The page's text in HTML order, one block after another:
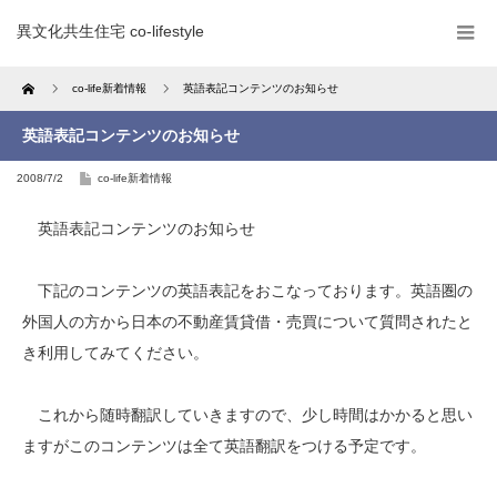
異文化共生住宅 co-lifestyle
Home co-life新着情報 英語表記コンテンツのお知らせ
英語表記コンテンツのお知らせ
2008/7/2 co-life新着情報
英語表記コンテンツのお知らせ
下記のコンテンツの英語表記をおこなっております。英語圏の
外国人の方から日本の不動産賃貸借・売買について質問されたと
き利用してみてください。
これから随時翻訳していきますので、少し時間はかかると思い
ますがこのコンテンツは全て英語翻訳をつける予定です。